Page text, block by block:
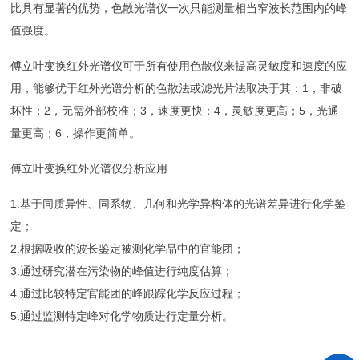
比具有显著的优势，色散光谱仪一次只能测量相当窄波长范围内的峰
值强度。
傅立叶变换红外光谱仪可于所有使用色散仪来提高灵敏度和速度的应
用，能够优于红外光谱分析的色散法或滤光片法取决于其： 1 ，非破
坏性； 2 ，无需外部校准；3 ，速度更快；4 ，灵敏度更高；5 ，光通
量更高；6 ，操作更简单。
傅立叶变换红外光谱仪分析应用
1.基于同质异性、同系物、几何和光学异构体的光谱差异进行化学鉴
定；
2.根据吸收的波长鉴定被测化学品中的官能团；
3.通过研究潜在污染物的峰值进行纯度估算；
4.通过比较特定官能团的峰跟踪化学反应过程；
5.通过监测特定峰对化学物质进行定量分析。